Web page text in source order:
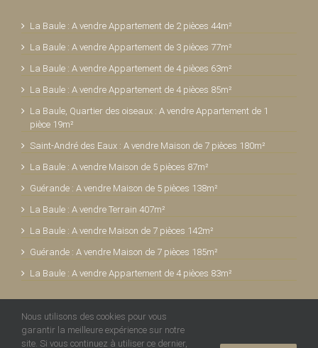
La Baule : A vendre Appartement de 2 pièces 44m²
La Baule : A vendre Appartement de 3 pièces 77m²
La Baule : A vendre Appartement de 4 pièces 63m²
La Baule : A vendre Appartement de 4 pièces 85m²
La Baule, Quartier des oiseaux : A vendre Appartement de 1
pièce 19m²
Saint-André des Eaux : A vendre Maison de 7 pièces 180m²
La Baule : A vendre Maison de 5 pièces 87m²
Guérande : A vendre Maison de 5 pièces 138m²
La Baule : A vendre Terrain 407m²
La Baule : A vendre Maison de 7 pièces 142m²
Guérande : A vendre Maison de 7 pièces 185m²
La Baule : A vendre Appartement de 4 pièces 83m²
Nous utilisons des cookies pour vous
garantir la meilleure expérience sur notre
site. Si vous continuez à utiliser ce dernier,